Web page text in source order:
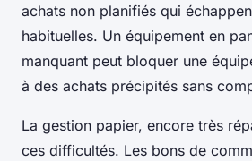
achats non planifiés qui
habituelles. Un équipement en
manquant peut bloquer une
à des achats précipités sans
La gestion papier, encore très
ces difficultés. Les bons de